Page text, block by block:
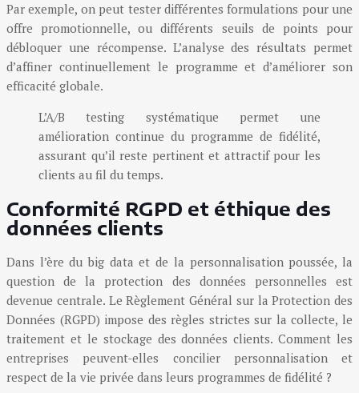
Par exemple, on peut tester différentes formulations pour une
offre promotionnelle, ou différents seuils de points pour
débloquer une récompense. L’analyse des résultats permet
d’affiner continuellement le programme et d’améliorer son
efficacité globale.
L’A/B testing systématique permet une
amélioration continue du programme de fidélité,
assurant qu’il reste pertinent et attractif pour les
clients au fil du temps.
Conformité RGPD et éthique des
données clients
Dans l’ère du big data et de la personnalisation poussée, la
question de la protection des données personnelles est
devenue centrale. Le Règlement Général sur la Protection des
Données (RGPD) impose des règles strictes sur la collecte, le
traitement et le stockage des données clients. Comment les
entreprises peuvent-elles concilier personnalisation et
respect de la vie privée dans leurs programmes de fidélité ?